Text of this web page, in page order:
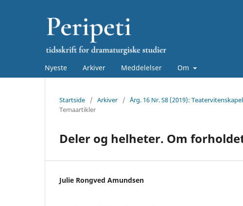
Nyeste Arkiver Meddelelser Om
Startside / Arkiver / Årg. 16 Nr. S8 (2019):
Temaartikler
Deler og helheter. Om
Julie Rongved Amundsen